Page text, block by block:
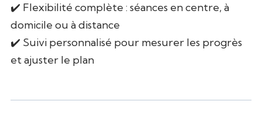
✔️ Flexibilité complète : séances en centre, à
domicile ou à distance
✔️ Suivi personnalisé pour mesurer les progrès
et ajuster le plan